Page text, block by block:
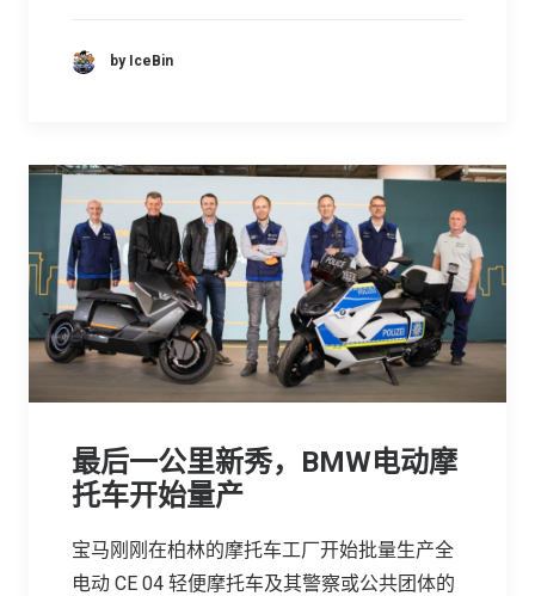
by IceBin
最后一公里新秀，BMW电动摩
托车开始量产
宝马刚刚在柏林的摩托车工厂开始批量生产全
电动 CE 04 轻便摩托车及其警察或公共团体的